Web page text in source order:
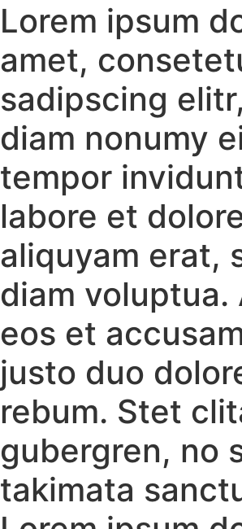
Lorem ipsum
amet,
sadipscing
diam nonumy
tempor
labore et
aliquyam erat,
diam voluptua.
eos et
justo duo
rebum. Stet
gubergren, no
takimata